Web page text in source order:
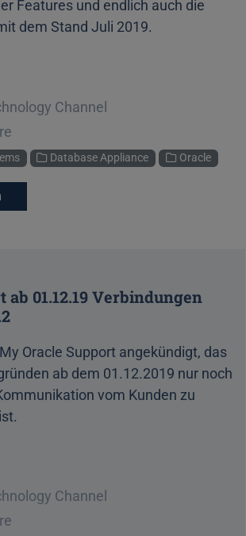
Features und endlich auch die
dem Stand Juli 2019.
Channel
Database Appliance Oracle
ab 01.12.19 Verbindungen
Oracle Support angekündigt, das
ab dem 01.12.2019 nur noch
vom Kunden zu
Channel